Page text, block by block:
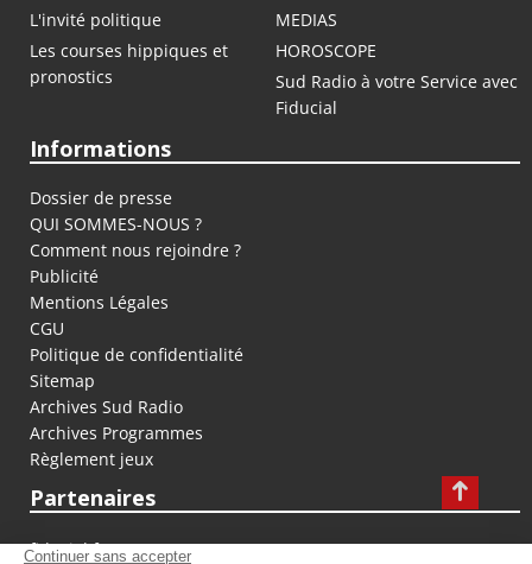
L'invité politique
MEDIAS
Les courses hippiques et
pronostics
HOROSCOPE
Sud Radio à votre Service avec
Fiducial
Informations
Dossier de presse
QUI SOMMES-NOUS ?
Comment nous rejoindre ?
Publicité
Mentions Légales
CGU
Politique de confidentialité
Sitemap
Archives Sud Radio
Archives Programmes
Règlement jeux
Partenaires
fiducial.fr